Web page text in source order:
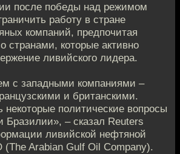
после победы над режимом
работу в стране
компаний, предпочитая
странами, которые активно
ливийского лидера.
с западными компаниями –
и британскими.
некоторые политические вопросы
Бразилии», – сказал Reuters
ливийской нефтяной
(The Arabian Gulf Oil Company).